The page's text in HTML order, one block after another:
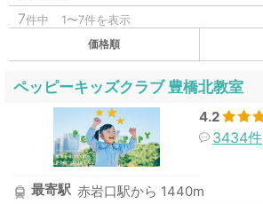
7件中 1〜7件を表示
価格順
ペッピーキッズクラブ 豊橋北教室
4.2
3434件
最寄駅 赤岩口駅から 1440m